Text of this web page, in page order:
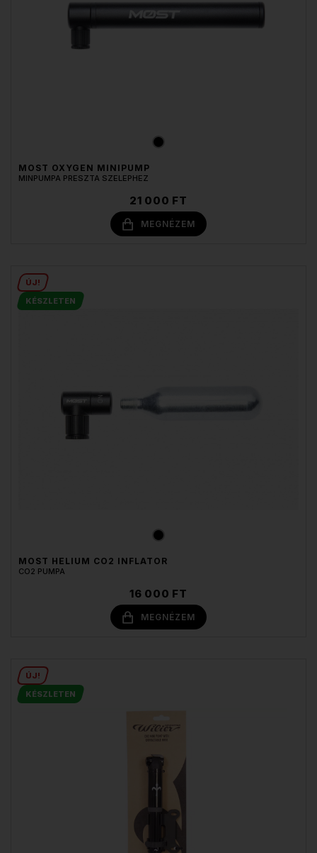
MOST OXYGEN MINIPUMP
MINPUMPA PRESZTA SZELEPHEZ
21 000 FT
MEGNÉZEM
ÚJ!
KÉSZLETEN
MOST HELIUM CO2 INFLATOR
CO2 PUMPA
16 000 FT
MEGNÉZEM
ÚJ!
KÉSZLETEN